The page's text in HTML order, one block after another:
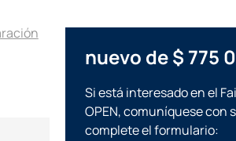
nuevo de $ 775
Si está interesado en el
OPEN, comuníquese con
complete el formulario: